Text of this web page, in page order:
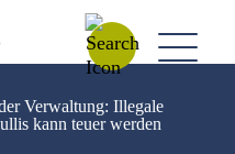
Verwaltung: Illegale
kann teuer werden